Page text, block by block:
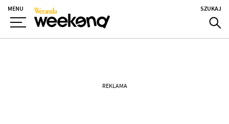
MENU SZUKAJ
REKLAMA